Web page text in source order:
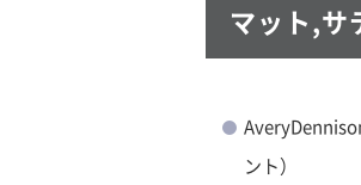
マット,サ
ント）